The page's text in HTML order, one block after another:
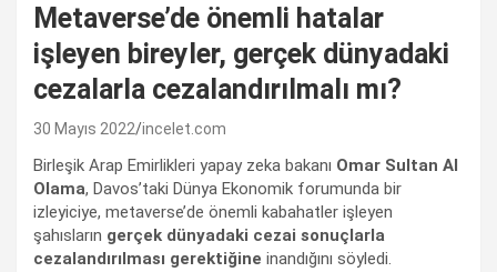
Metaverse’de önemli hatalar
işleyen bireyler, gerçek dünyadaki
cezalarla cezalandırılmalı mı?
30 Mayıs 2022 incelet.com
Birleşik Arap Emirlikleri yapay zeka bakanı Omar Sultan Al
Olama, Davos’taki Dünya Ekonomik forumunda bir
izleyiciye, metaverse’de önemli kabahatler işleyen
şahısların gerçek dünyadaki cezai sonuçlarla
cezalandırılması gerektiğine inandığını söyledi.